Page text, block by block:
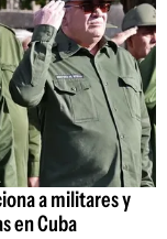
a militares y
en Cuba